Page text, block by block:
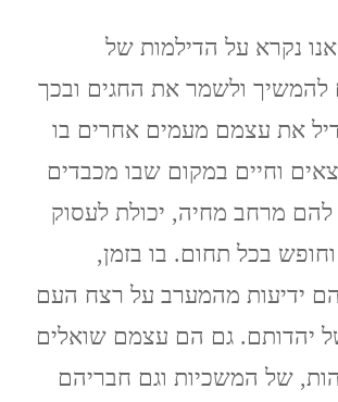
נקרא על הדילמות של
להמשיך ולשמר את החגים ובכך
את עצמם מעמים אחרים בו
וחיים במקום שבו מכבדים
להם מרחב מחיה, יכולת לעסוק
בכל תחום. בו בזמן,
ידיעות מהמערב על רצח העם
יהדותם. גם הם עצמם שואלים
של המשכיות וגם חבריהם